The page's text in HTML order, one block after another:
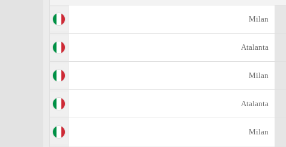
Milan
Atalanta
Milan
Atalanta
Milan